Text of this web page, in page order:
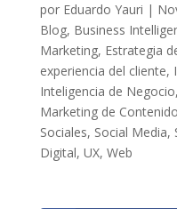
por Eduardo Yauri |
Blog, Business
Marketing, Estrategia
experiencia del cliente,
Inteligencia de Negocio,
Marketing de
Sociales, Social Media,
Digital, UX, Web